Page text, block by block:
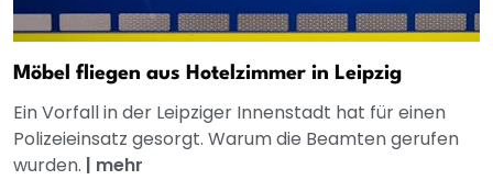
Möbel fliegen aus Hotelzimmer in Leipzig
Ein Vorfall in der Leipziger Innenstadt hat für einen
Polizeieinsatz gesorgt. Warum die Beamten gerufen
wurden. | mehr